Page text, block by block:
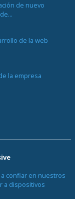
de nuevo
de la web
la empresa
a confiar en nuestros
a dispositivos